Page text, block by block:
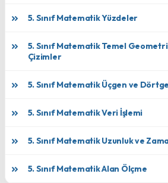
5. Sınıf Matematik Yüzdeler
5. Sınıf Matematik Temel
Çizimler
5. Sınıf Matematik Üçgen ve
5. Sınıf Matematik Veri İşlemi
5. Sınıf Matematik Uzunluk ve
5. Sınıf Matematik Alan Ölçme